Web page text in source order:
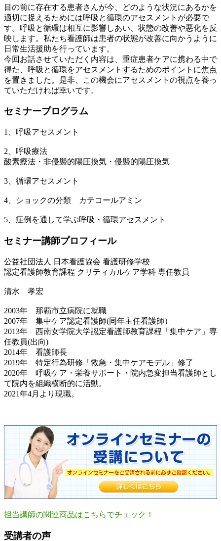
目の前に存在する患者さんが今、どのような状況にあるかを
適切に捉えるためには呼吸と循環のアセスメントが必要で
す。呼吸と循環は相互に影響しあい、状態の改善や悪化を反
映します。私たち看護師は患者の状態が改善に向かうように
日常生活援助を行っています。
今回お話させていただく内容は、重症患者ケアに携わる中で
得た、呼吸と循環をアセスメントするためのポイントに焦点
を置きました。是非、この機会にアセスメントの視点を養っ
ていただければ幸いです。
セミナープログラム
1、呼吸アセスメント
2、呼吸療法
酸素療法・非侵襲的陽圧換気・侵襲的陽圧換気
3、循環アセスメント
4、ショックの分類 カテコールアミン
5、症例を通して学ぶ呼吸・循環アセスメント
セミナー講師プロフィール
公益社団法人 日本看護協会 看護研修学校
認定看護師教育課程 クリティカルケア学科 専任教員
清水 孝宏
2003年 那覇市立病院に就職
2007年 集中ケア認定看護師(同年主任看護師）
2013年 西南女学院大学認定看護師教育課程「集中ケア」専
任教員(出向)
2014年 看護師長
2019年 特定行為研修「救急・集中ケアモデル」修了
2020年 呼吸ケア・栄養サポート・院内急変担当看護師とし
て院内を組織横断的に活動。
2021年4月より現職。
担当講師の関連商品はこちらでチェック！
受講者の声